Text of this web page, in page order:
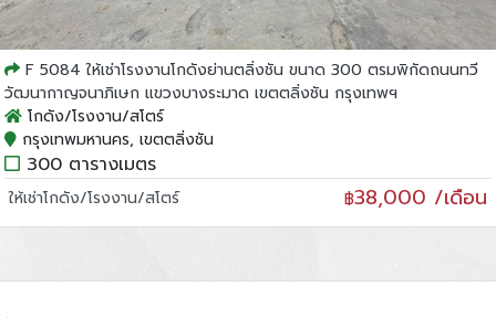
F 5084 ให้เช่าโรงงานโกดังย่านตลิ่งชัน ขนาด 300 ตรมพิกัดถนนทวี
วัฒนากาญจนาภิเษก แขวงบางระมาด เขตตลิ่งชัน กรุงเทพฯ
โกดัง/โรงงาน/สโตร์
กรุงเทพมหานคร, เขตตลิ่งชัน
300 ตารางเมตร
ให้เช่าโกดัง/โรงงาน/สโตร์ ฿38,000 /เดือน